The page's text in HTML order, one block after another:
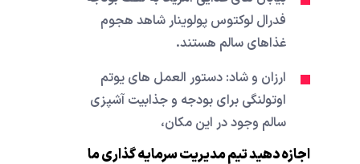
فدرال لوکتوس پولوینار شاهد هجوم
غذاهای سالم هستند.
ارزان و شاد: دستور العمل های یوتم
اوتولنگی برای بودجه و جذابیت آشپزی
سالم وجود در این مکان،
اجازه دهید تیم مدیریت سرمایه گذاری ما